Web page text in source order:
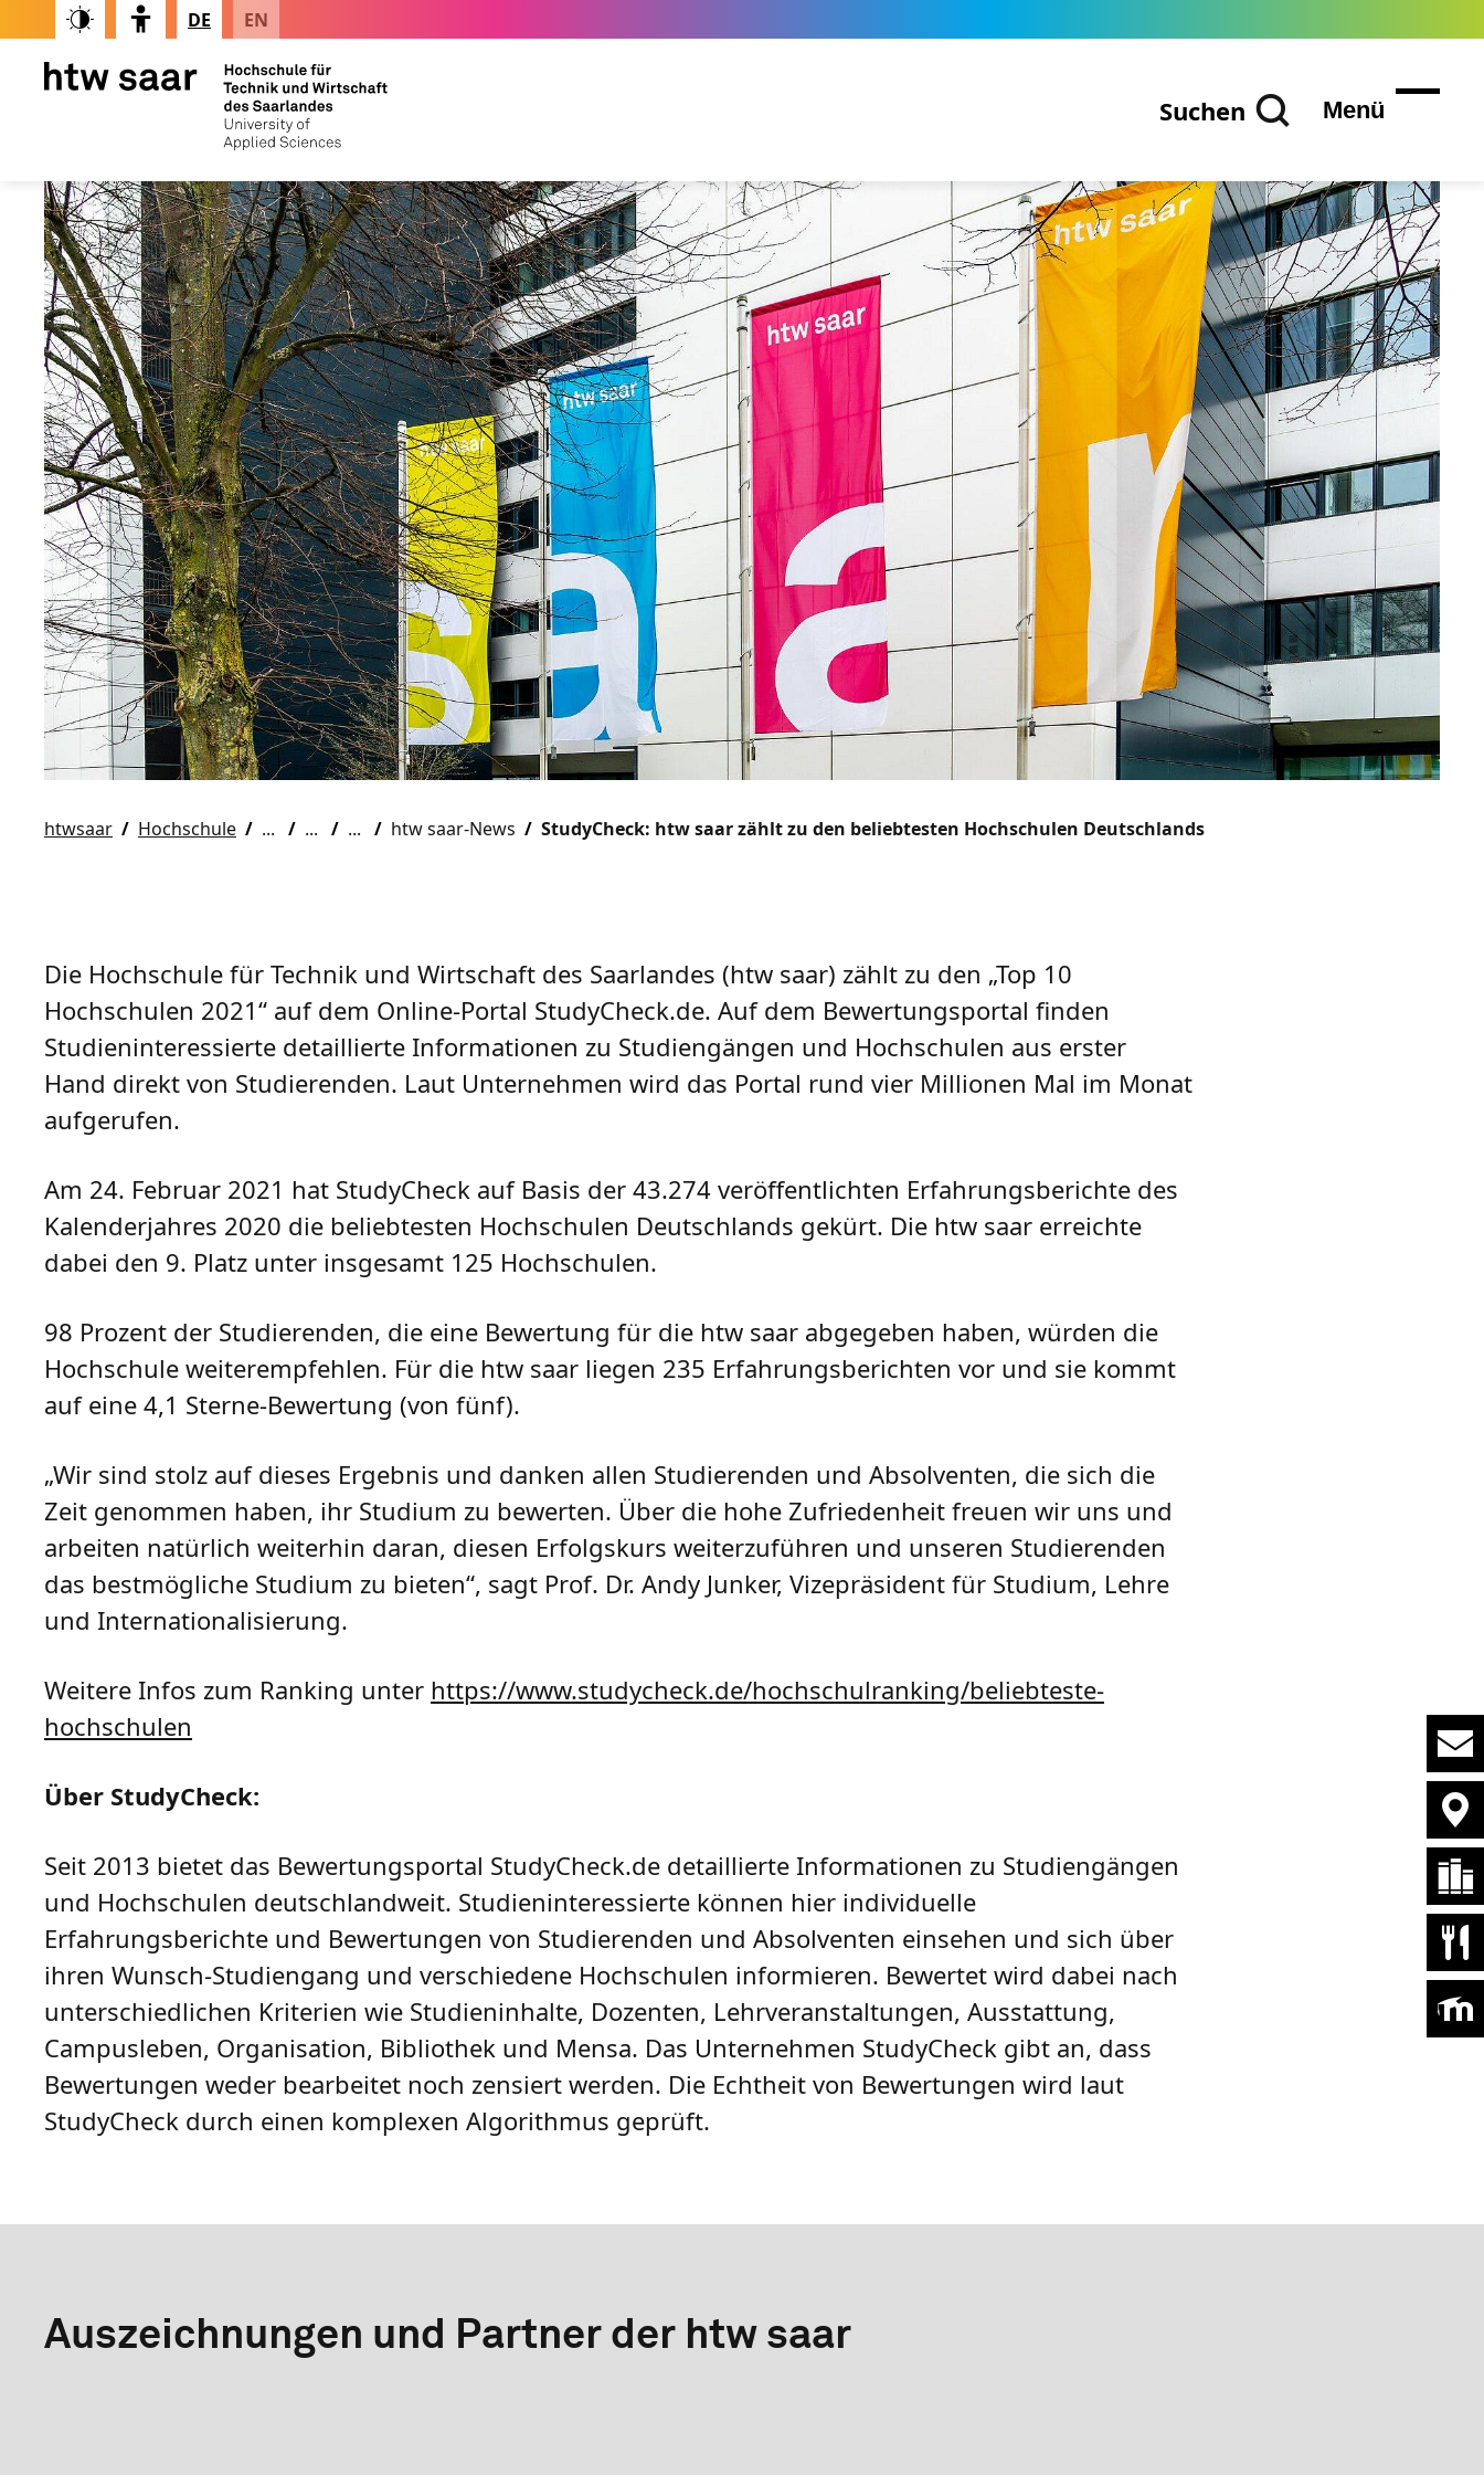
DE EN
Suchen Menü
htwsaar Hochschule htw saar-News StudyCheck: htw saar zählt zu den beliebtesten Hochschulen Deutschlands
Die Hochschule für Technik und Wirtschaft des Saarlandes (htw saar) zählt zu den „Top 10
Hochschulen 2021“ auf dem Online-Portal StudyCheck.de. Auf dem Bewertungsportal finden
Studieninteressierte detaillierte Informationen zu Studiengängen und Hochschulen aus erster
Hand direkt von Studierenden. Laut Unternehmen wird das Portal rund vier Millionen Mal im Monat
aufgerufen.
Am 24. Februar 2021 hat StudyCheck auf Basis der 43.274 veröffentlichten Erfahrungsberichte des
Kalenderjahres 2020 die beliebtesten Hochschulen Deutschlands gekürt. Die htw saar erreichte
dabei den 9. Platz unter insgesamt 125 Hochschulen.
98 Prozent der Studierenden, die eine Bewertung für die htw saar abgegeben haben, würden die
Hochschule weiterempfehlen. Für die htw saar liegen 235 Erfahrungsberichten vor und sie kommt
auf eine 4,1 Sterne-Bewertung (von fünf).
„Wir sind stolz auf dieses Ergebnis und danken allen Studierenden und Absolventen, die sich die
Zeit genommen haben, ihr Studium zu bewerten. Über die hohe Zufriedenheit freuen wir uns und
arbeiten natürlich weiterhin daran, diesen Erfolgskurs weiterzuführen und unseren Studierenden
das bestmögliche Studium zu bieten“, sagt Prof. Dr. Andy Junker, Vizepräsident für Studium, Lehre
und Internationalisierung.
Weitere Infos zum Ranking unter https://www.studycheck.de/hochschulranking/beliebteste-
hochschulen
Über StudyCheck:
Seit 2013 bietet das Bewertungsportal StudyCheck.de detaillierte Informationen zu Studiengängen
und Hochschulen deutschlandweit. Studieninteressierte können hier individuelle
Erfahrungsberichte und Bewertungen von Studierenden und Absolventen einsehen und sich über
ihren Wunsch-Studiengang und verschiedene Hochschulen informieren. Bewertet wird dabei nach
unterschiedlichen Kriterien wie Studieninhalte, Dozenten, Lehrveranstaltungen, Ausstattung,
Campusleben, Organisation, Bibliothek und Mensa. Das Unternehmen StudyCheck gibt an, dass
Bewertungen weder bearbeitet noch zensiert werden. Die Echtheit von Bewertungen wird laut
StudyCheck durch einen komplexen Algorithmus geprüft.
Auszeichnungen und Partner der htw saar